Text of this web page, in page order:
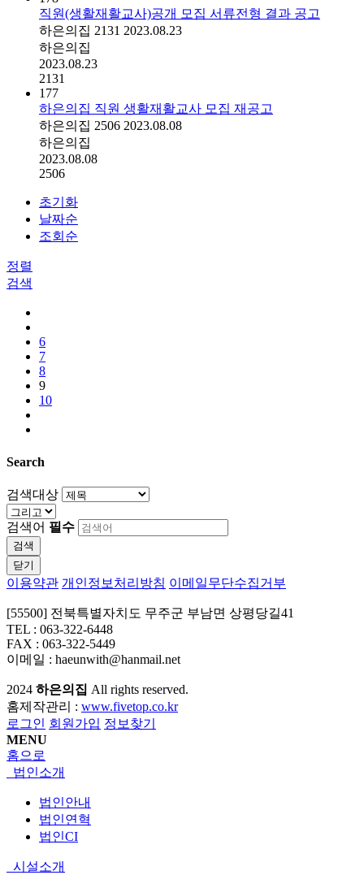
직원(생활재활교사)공개 모집 서류전형 결과 공고
하은의집 2131 2023.08.23
하은의집
2023.08.23
2131
177
하은의집 직원 생활재활교사 모집 재공고
하은의집 2506 2023.08.08
하은의집
2023.08.08
2506
초기화
날짜순
조회순
정렬
검색
6
7
8
9
10
Search
검색대상
검색어 필수
검색
닫기
이용약관 개인정보처리방침 이메일무단수집거부
[55500] 전북특별자치도 무주군 부남면 상평당길41
TEL : 063-322-6448
FAX : 063-322-5449
이메일 : haeunwith@hanmail.net
2024 하은의집 All rights reserved.
홈제작관리 : www.fivetop.co.kr
로그인 회원가입 정보찾기
MENU
홈으로
법인소개
법인안내
법인연혁
법인CI
시설소개